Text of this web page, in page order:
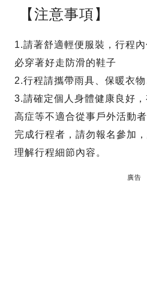
【注意事項】
1.請著舒適輕便服裝，行程
必穿著好走防滑的鞋子
2.行程請攜帶雨具、保暖衣物
3.請確定個人身體健康良好
高症等不適合從事戶外活動
完成行程者，請勿報名參加
理解行程細節內容。
廣告